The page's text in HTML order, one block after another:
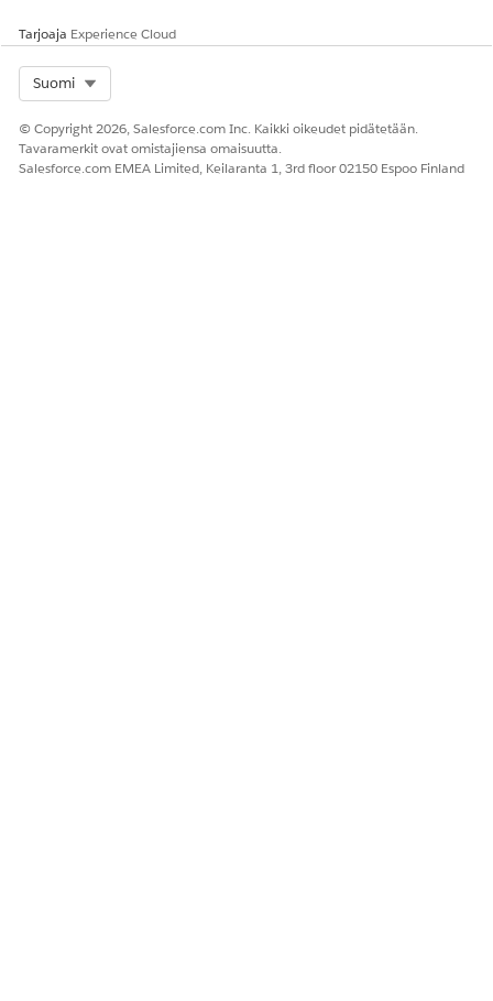
RATKAISIKO TÄMÄ ARTIKKELI ONGELMASI?
Anna palautetta, jotta voimme kehittyä!
Kyllä Ei
Tarjoaja Experience Cloud
Suomi
© Copyright 2026, Salesforce.com Inc. Kaikki oikeudet pidätetään.
Tavaramerkit ovat omistajiensa omaisuutta.
Salesforce.com EMEA Limited, Keilaranta 1, 3rd floor 02150 Espoo Finland